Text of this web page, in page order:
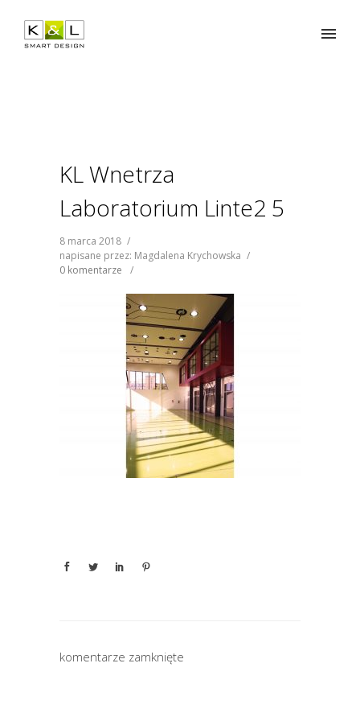
KL Wnetrza
Laboratorium Linte2 5
8 marca 2018 /
napisane przez: Magdalena Krychowska /
0 komentarze
/
komentarze zamknięte